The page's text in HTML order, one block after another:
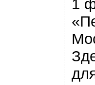
1